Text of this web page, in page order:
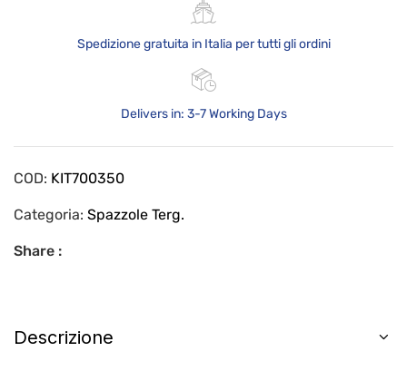
Spedizione gratuita in Italia per tutti gli ordini
Delivers in: 3-7 Working Days
COD: KIT700350
Categoria: Spazzole Terg.
Share :
Descrizione